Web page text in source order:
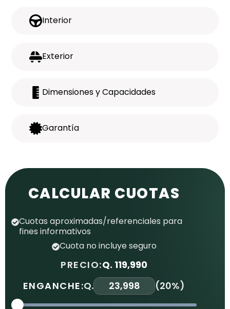
Interior
Exterior
Dimensiones y Capacidades
Garantía
CALCULAR CUOTAS
Cuotas aproximadas/referenciales para
fines informativos
Cuota no incluye seguro
PRECIO:Q. 119,990
ENGANCHE:Q. (20%)